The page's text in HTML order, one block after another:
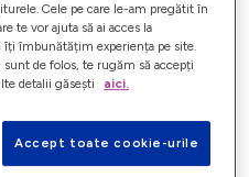
Distrigaz Sud
pentru care ai depus
te interesează.
Cele pe care le-am pregătit în
te vor ajuta să ai acces la
îmbunătățim experiența pe site.
de folos, te rugăm să accepți
detalii găsești
aici.
Accept toate cookie-urile